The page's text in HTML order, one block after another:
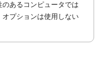
あるコンピュータでは
オプションは使用しない